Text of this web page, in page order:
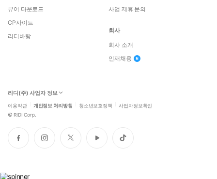
뷰어 다운로드
CP사이트
리디바탕
사업 제휴 문의
회사
회사 소개
인재채용
리디(주) 사업자 정보
이용약관 개인정보 처리방침 청소년보호정책 사업자정보확인
© RIDI Corp.
페
이
인
스
트
위
유
튜
틱
톡